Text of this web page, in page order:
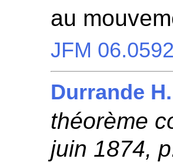
au
JFM
Durrande H.
théorème
juin 1874,